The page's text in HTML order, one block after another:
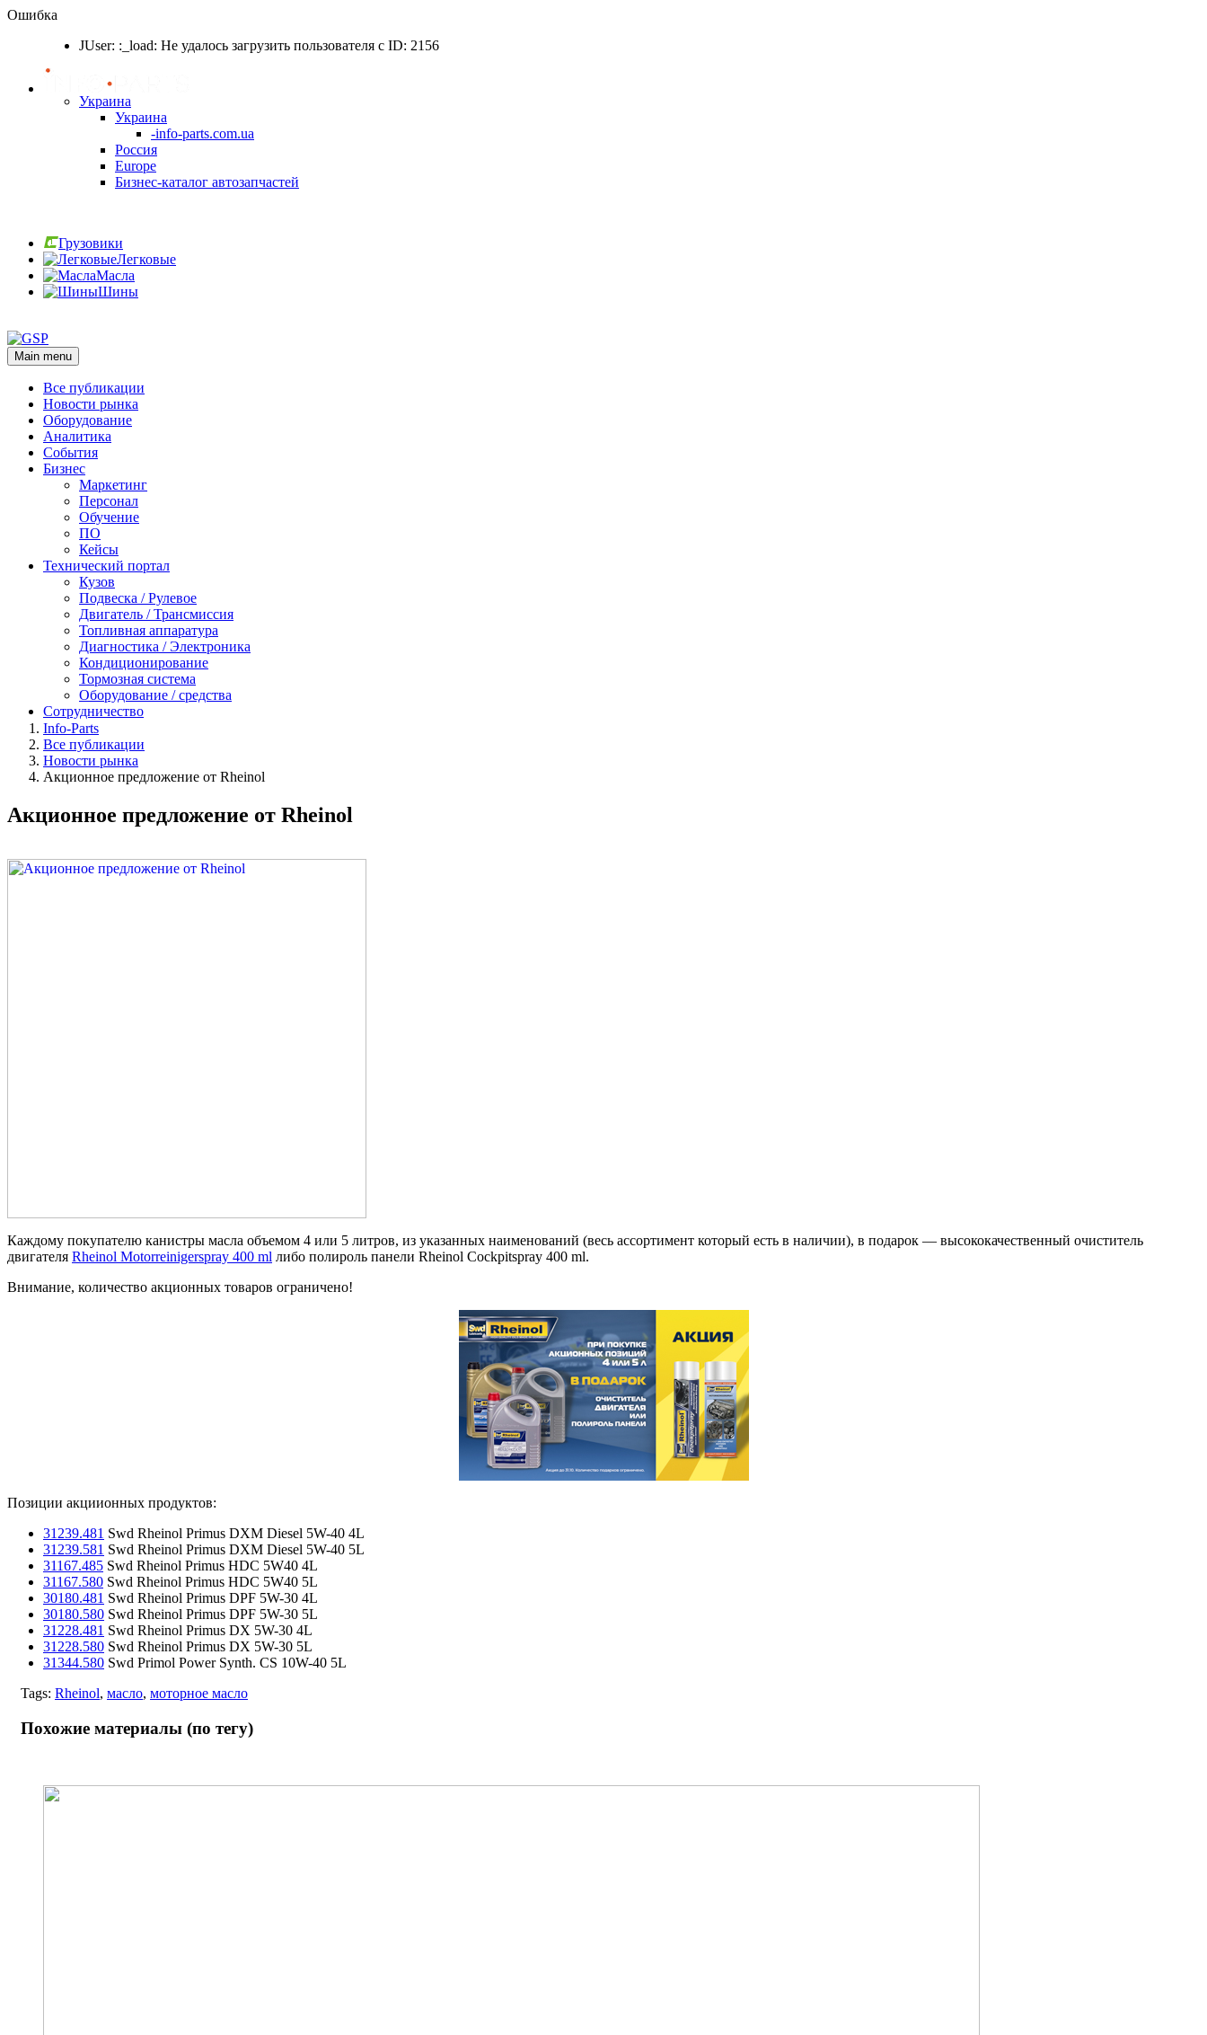
Ошибка
JUser: :_load: Не удалось загрузить пользователя с ID: 2156
Украина
Украина
-info-parts.com.ua
Россия
Europe
Бизнес-каталог автозапчастей
Грузовики
Легковые
Масла
Шины
Main menu
Все публикации
Новости рынка
Оборудование
Аналитика
События
Бизнес
Маркетинг
Персонал
Обучение
ПО
Кейсы
Технический портал
Кузов
Подвеска / Рулевое
Двигатель / Трансмиссия
Топливная аппаратура
Диагностика / Электроника
Кондиционирование
Тормозная система
Оборудование / средства
Сотрудничество
Info-Parts
Все публикации
Новости рынка
Акционное предложение от Rheinol
Акционное предложение от Rheinol
Каждому покупателю канистры масла объемом 4 или 5 литров, из указанных наименований (весь ассортимент который есть в наличии), в подарок — высококачественный очиститель
двигателя Rheinol Motorreinigerspray 400 ml либо полироль панели Rheinol Cockpitspray 400 ml.
Внимание, количество акционных товаров ограничено!
Позиции акциионных продуктов:
31239.481 Swd Rheinol Primus DXM Diesel 5W-40 4L
31239.581 Swd Rheinol Primus DXM Diesel 5W-40 5L
31167.485 Swd Rheinol Primus HDC 5W40 4L
31167.580 Swd Rheinol Primus HDC 5W40 5L
30180.481 Swd Rheinol Primus DPF 5W-30 4L
30180.580 Swd Rheinol Primus DPF 5W-30 5L
31228.481 Swd Rheinol Primus DX 5W-30 4L
31228.580 Swd Rheinol Primus DX 5W-30 5L
31344.580 Swd Primol Power Synth. CS 10W-40 5L
Tags: Rheinol, масло, моторное масло
Похожие материалы (по тегу)